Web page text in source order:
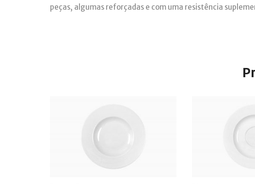
peças, algumas reforçadas e com uma resistência